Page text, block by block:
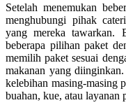
Setelah menemukan
menghubungi pihak
yang mereka tawarkan.
beberapa pilihan paket
memilih paket sesuai
makanan yang
kelebihan masing-masing
buahan, kue, atau layanan